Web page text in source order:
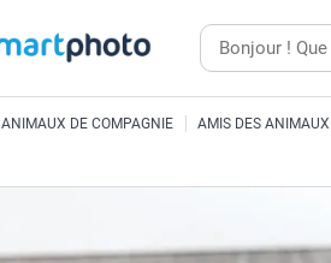
ANIMAUX DE COMPAGNIE AMIS DES ANIMAUX